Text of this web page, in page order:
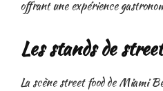
offrant une expérience
Les stands de
La scène street food de Miami